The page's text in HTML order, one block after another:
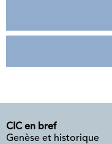
CIC en bref
Genèse et historique